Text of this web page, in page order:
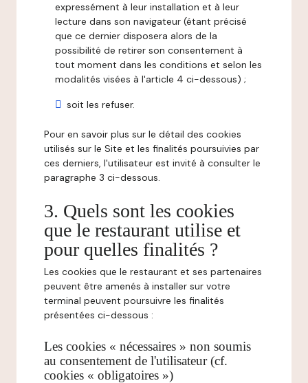
expressément à leur installation et à leur
lecture dans son navigateur (étant précisé
que ce dernier disposera alors de la
possibilité de retirer son consentement à
tout moment dans les conditions et selon les
modalités visées à l'article 4 ci-dessous) ;
soit les refuser.
Pour en savoir plus sur le détail des cookies
utilisés sur le Site et les finalités poursuivies par
ces derniers, l'utilisateur est invité à consulter le
paragraphe 3 ci-dessous.
3. Quels sont les cookies
que le restaurant utilise et
pour quelles finalités ?
Les cookies que le restaurant et ses partenaires
peuvent être amenés à installer sur votre
terminal peuvent poursuivre les finalités
présentées ci-dessous :
Les cookies « nécessaires » non soumis
au consentement de l'utilisateur (cf.
cookies « obligatoires »)